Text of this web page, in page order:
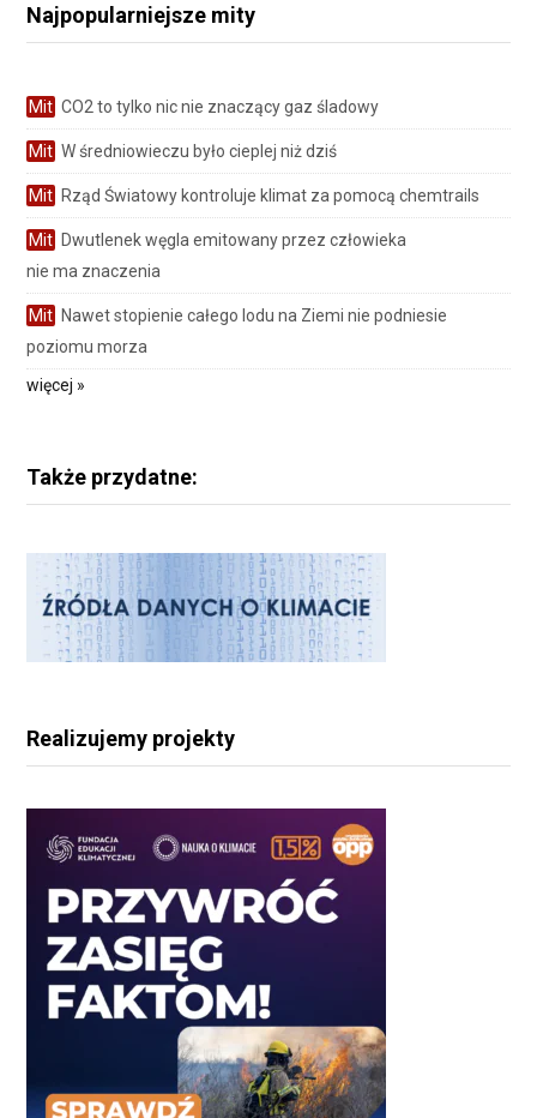
Najpopularniejsze mity
Mit CO2 to tylko nic nie znaczący gaz śladowy
Mit W średniowieczu było cieplej niż dziś
Mit Rząd Światowy kontroluje klimat za pomocą chemtrails
Mit Dwutlenek węgla emitowany przez człowieka
nie ma znaczenia
Mit Nawet stopienie całego lodu na Ziemi nie podniesie
poziomu morza
więcej »
Także przydatne:
Realizujemy projekty